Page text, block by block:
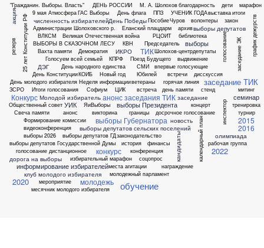
"Гражданин. Выборы. Власть"
25 лет Конституции РФ
9 мая
численность избирателей
Администрации Шолоховского р.
Атмосфера
ВЛКСМ
ВЫБОРЫ В СКАЗОЧНОМ ЛЕСУ
Вахта памяти
Великая Отечественная война
ГАС Выборы
Голосуем всей семьей
ДЕНЬ РОССИИ
ДЭГ
Демократия
День Конституции
День Победы
День молодого избирателя
День народного единства
День флага
Еланский плацдарм
ЗСРО
ИКРО
Итоги голосования
КВН
КОИБ
КПРФ
Конкурс
М. А. Шолохов
Молодой избиратель
Неделя информации
Новый год
Общественный совет
ППЗ
Поезд Будущего
Пособие
Председатель
РЦОИТ
СМИ
Свеча памяти
Софиум
ТИК
УИК
УЧЕНИК ГОДА
Формирование комиссии
ЦИК
Чуров
Шолохов-центр
Юбилей
ЯиВыборы
акция
анонс
анонс заседания ТИК
архив
библиотека
благодарность
ветераны
видеоконференция
викторина
волонтеры
впервые голосующие
встреча
встречи
выборы
выборы 2026
выборы Губернатора
выборы Президента
выборы депутатов
выборы депутатов ГД
выборы депутатов Государственной Думы
выборы депутатов сельских поселений
выдвижение
выставка
голосование
голосование дистанционное
горячая линия
границы
график дежурств
день памяти
депутаты
дети
дисскуссия
дорога на выборы
досрочное голосование
закон
законодательство
заседание
заседание ТИК
заседание ЭК
избирательный марафон
инспектор
информирование избирателей
история
итоги
календарный план
кандидаты
клуб молодого избирателя
конкурс конференция
концерт
марафон
мероприятие
места агитации
месячник молодого избирателя
митинг
молодежный парламент
молодежь
награждение
новость
обучение
олимпиада
рабочая группа
резерв
семинар
соцопрос
стенд
тренировка
турнир
финансы
2015
2016
2020
2022